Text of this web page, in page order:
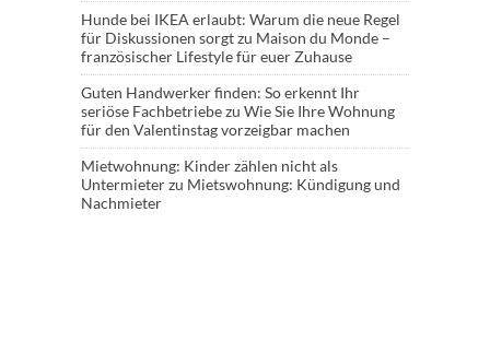
Hunde bei IKEA erlaubt: Warum die neue Regel
für Diskussionen sorgtzu Maison du Monde –
französischer Lifestyle für euer Zuhause
Guten Handwerker finden: So erkennt Ihr
seriöse Fachbetriebezu Wie Sie Ihre Wohnung
für den Valentinstag vorzeigbar machen
Mietwohnung: Kinder zählen nicht als
Untermieterzu Mietswohnung: Kündigung und
Nachmieter